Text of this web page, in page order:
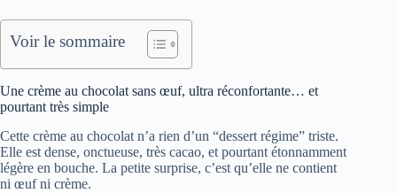
Voir le sommaire
Une crème au chocolat sans œuf, ultra réconfortante… et
pourtant très simple
Cette crème au chocolat n’a rien d’un “dessert régime” triste.
Elle est dense, onctueuse, très cacao, et pourtant étonnamment
légère en bouche. La petite surprise, c’est qu’elle ne contient
ni œuf ni crème.